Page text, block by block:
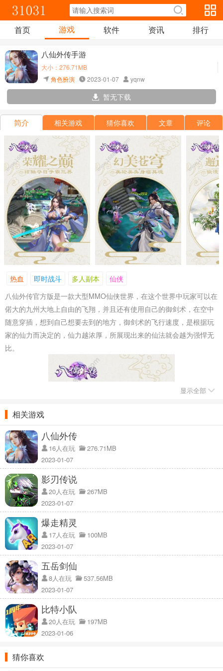
首页 游戏 软件 资讯 排行
八仙外传手游
大小：276.71MB
角色扮演
2023-01-07 yqnw
暂无下载
简介 相关游戏 猜你喜欢 文章 评论
热血 即时战斗 多人副本
仙侠
八仙外传官方版是一款大型MMO仙侠世界，在这个世界中玩家可以在
偌大的九州大地上自由的飞翔，并且还有使用自己的御剑术，在空中
随意穿插，想到自己想要去到的地方，御剑术的飞行速度，是根据玩
家的仙力而决定的，仙力越浓厚，所展现出来的仙法就会越为强悍无
比。
八仙外传官方版背景介绍：
1、玩家需要在游戏中不断的盯着自己想要杀死的boos，并且让自己
获得他身上的装备；
2、只有那样才能帮助自己去获得更多不同的装备特效，让自己获得强
悍的实力加成；
3、击败boos，还能开启图案，只要收集一整套，你将会对你这个等
级的boos拥有成倍的伤害；
八仙外传官方版玩法说明：
显示全部
相关游戏
八仙外传
16人在玩
276.71MB
2023-01-07
影刃传说
20人在玩
267MB
2023-01-07
爆走精灵
17人在玩
100MB
2023-01-07
五岳剑仙
8人在玩
537.56MB
2023-01-07
比特小队
20人在玩
197MB
2023-01-06
猜你喜欢